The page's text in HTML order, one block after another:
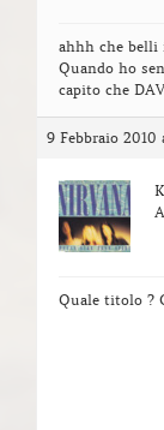
ahhh che belli
Quando ho
capito che
9 Febbraio 2010
Quale titolo ?